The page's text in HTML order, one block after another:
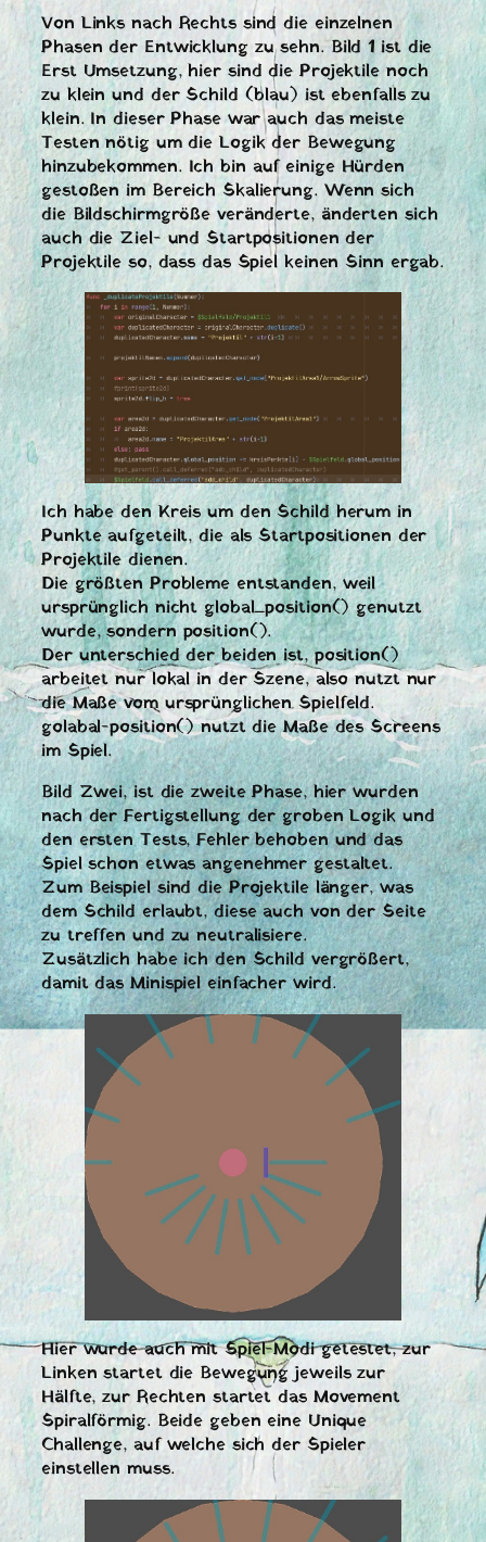
Von Links nach Rechts sind die einzelnen
Phasen der Entwicklung zu sehn. Bild 1 ist die
Erst Umsetzung, hier sind die Projektile noch
zu klein und der Schild (blau) ist ebenfalls zu
klein. In dieser Phase war auch das meiste
Testen nötig um die Logik der Bewegung
hinzubekommen. Ich bin auf einige Hürden
gestoßen im Bereich Skalierung. Wenn sich
die Bildschirmgröße veränderte, änderten sich
auch die Ziel- und Startpositionen der
Projektile so, dass das Spiel keinen Sinn ergab.
Ich habe den Kreis um den Schild herum in
Punkte aufgeteilt, die als Startpositionen der
Projektile dienen.
Die größten Probleme entstanden, weil
ursprünglich nicht global_position() genutzt
wurde, sondern position().
Der unterschied der beiden ist, position()
arbeitet nur lokal in der Szene, also nutzt nur
die Maße vom ursprünglichen Spielfeld.
golabal-position() nutzt die Maße des Screens
im Spiel.
Bild Zwei, ist die zweite Phase, hier wurden
nach der Fertigstellung der groben Logik und
den ersten Tests, Fehler behoben und das
Spiel schon etwas angenehmer gestaltet.
Zum Beispiel sind die Projektile länger, was
dem Schild erlaubt, diese auch von der Seite
zu treffen und zu neutralisiere.
Zusätzlich habe ich den Schild vergrößert,
damit das Minispiel einfacher wird.
Hier wurde auch mit Spiel-Modi getestet, zur
Linken startet die Bewegung jeweils zur
Hälfte, zur Rechten startet das Movement
Spiralförmig. Beide geben eine Unique
Challenge, auf welche sich der Spieler
einstellen muss.